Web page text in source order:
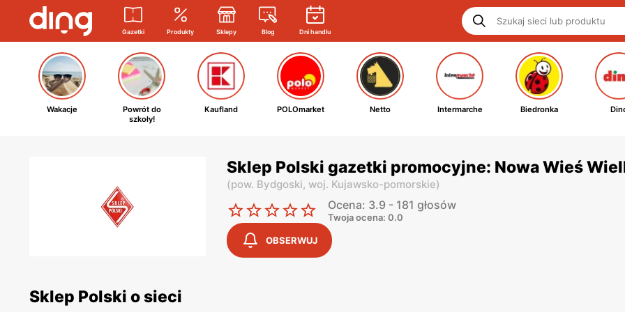
Gazetki Produkty Sklepy Blog Dni handlu
Wakacje
Powrót do
szkoły!
Kaufland POLOmarket Netto Intermarche Biedronka
Sklep Polski gazetki promocyjne: Nowa Wieś
(pow. Bydgoski, woj. Kujawsko-pomorskie)
Ocena: 3.9 - 181 głosów
Twoja ocena: 0.0
OBSERWUJ
Sklep Polski o sieci